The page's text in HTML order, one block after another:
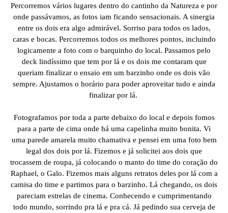
Percorremos vários lugares dentro do cantinho da Natureza e por
onde passávamos, as fotos iam ficando sensacionais. A sinergia
entre os dois era algo admirável. Sorriso para todos os lados,
caras e bocas. Percorremos todos os melhores pontos, incluindo
logicamente a foto com o barquinho do local. Passamos pelo
deck lindíssimo que tem por lá e os dois me contaram que
queriam finalizar o ensaio em um barzinho onde os dois vão
sempre. Ajustamos o horário para poder aproveitar tudo e ainda
finalizar por lá.
Fotografamos por toda a parte debaixo do local e depois fomos
para a parte de cima onde há uma capelinha muito bonita. Vi
uma parede amarela muito chamativa e pensei em uma foto bem
legal dos dois por lá. Fizemos e já solicitei aos dois que
trocassem de roupa, já colocando o manto do time do coração do
Raphael, o Galo. Fizemos mais alguns retratos deles por lá com a
camisa do time e partimos para o barzinho. Lá chegando, os dois
pareciam estrelas de cinema. Conhecendo e cumprimentando
todo mundo, sorrindo pra lá e pra cá. Já pedindo sua cerveja de